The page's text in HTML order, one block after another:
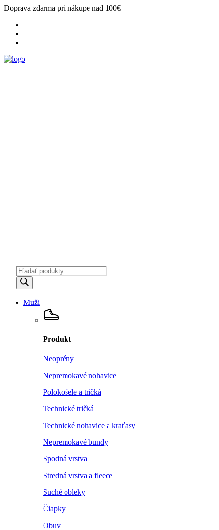
Doprava zdarma pri nákupe nad 100€
Products
search
Muži
Produkt
Neoprény
Nepremokavé nohavice
Polokošele a tričká
Technické tričká
Technické nohavice a kraťasy
Nepremokavé bundy
Spodná vrstva
Stredná vrstva a fleece
Suché obleky
Čiapky
Obuv